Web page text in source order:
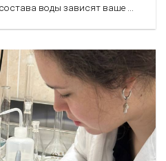
воды зависят ваше ...